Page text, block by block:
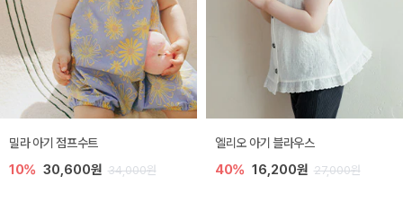
밀라 아기 점프수트
10% 30,600원 34,000원
엘리오 아기 블라우스
40% 16,200원 27,000원